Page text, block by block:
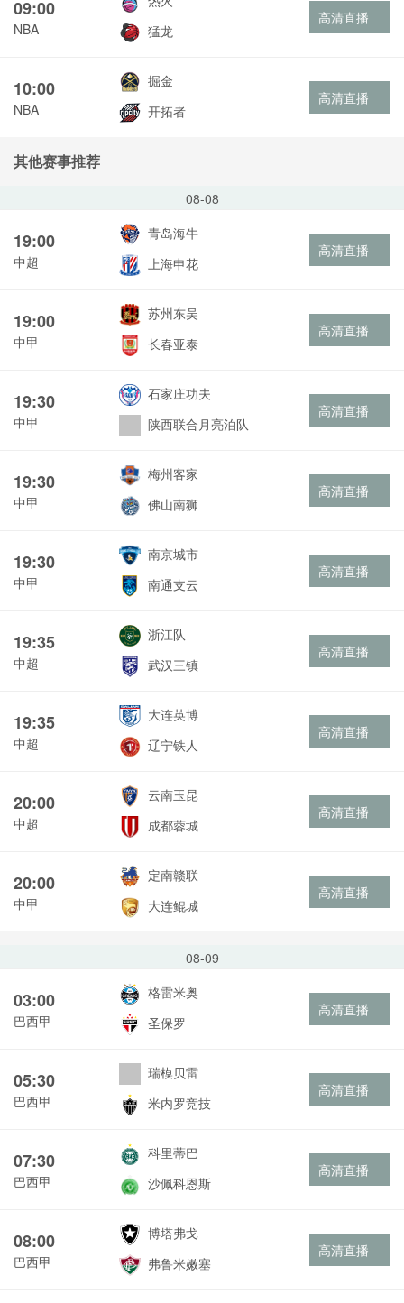
09:00
NBA
猛龙
高清直播
10:00
NBA
掘金
开拓者
高清直播
其他赛事推荐
08-08
19:00
中超
青岛海牛
上海申花
高清直播
19:00
中甲
苏州东吴
长春亚泰
高清直播
19:30
中甲
石家庄功夫
陕西联合月亮泊队
高清直播
19:30
中甲
梅州客家
佛山南狮
高清直播
19:30
中甲
南京城市
南通支云
高清直播
19:35
中超
浙江队
武汉三镇
高清直播
19:35
中超
大连英博
辽宁铁人
高清直播
20:00
中超
云南玉昆
成都蓉城
高清直播
20:00
中甲
定南赣联
大连鲲城
高清直播
08-09
03:00
巴西甲
格雷米奥
圣保罗
高清直播
05:30
巴西甲
瑞模贝雷
米内罗竞技
高清直播
07:30
巴西甲
科里蒂巴
沙佩科恩斯
高清直播
08:00
巴西甲
博塔弗戈
弗鲁米嫩塞
高清直播